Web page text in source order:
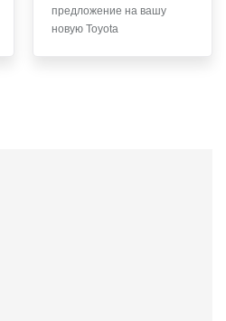
Обществу заказным почтовым
1.
предложение на вашу
новую Toyota